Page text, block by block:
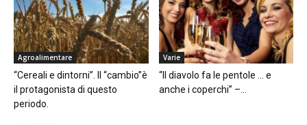
Agroalimentare
“Cereali e dintorni”. Il “cambio”è
il protagonista di questo
periodo.
Varie
“Il diavolo fa le pentole … e
anche i coperchi” –...